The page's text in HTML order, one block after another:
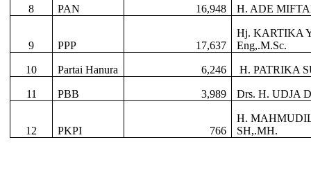
8 PAN 16,948 H. ADE
9 PPP 17,637
Hj. KARTIKA
Eng,.M.Sc.
10 Partai Hanura 6,246 H. PATRIKA
11 PBB 3,989 Drs. H. UDJA
12 PKPI 766
H.
SH,.MH.